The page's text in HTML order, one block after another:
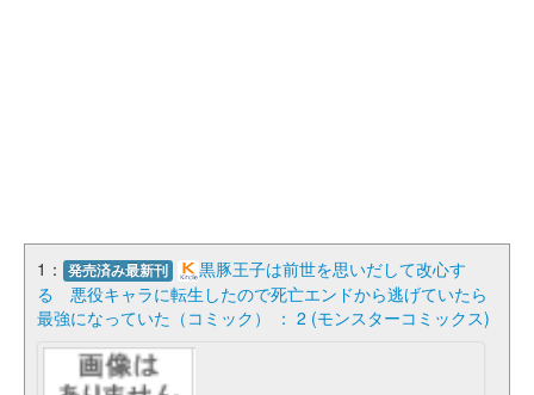
1： 発売済み最新刊
黒豚王子は前世を思いだして改心す
る 悪役キャラに転生したので死亡エンドから逃げていたら
最強になっていた（コミック） ： 2 (モンスターコミックス)